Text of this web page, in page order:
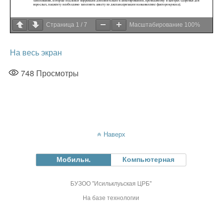
Страница 1 / 7 Масштабирование 100%
На весь экран
748 Просмотры
Наверх
Мобильн. Компьютерная
БУЗОО "Исильклуьская ЦРБ"
На базе технологии